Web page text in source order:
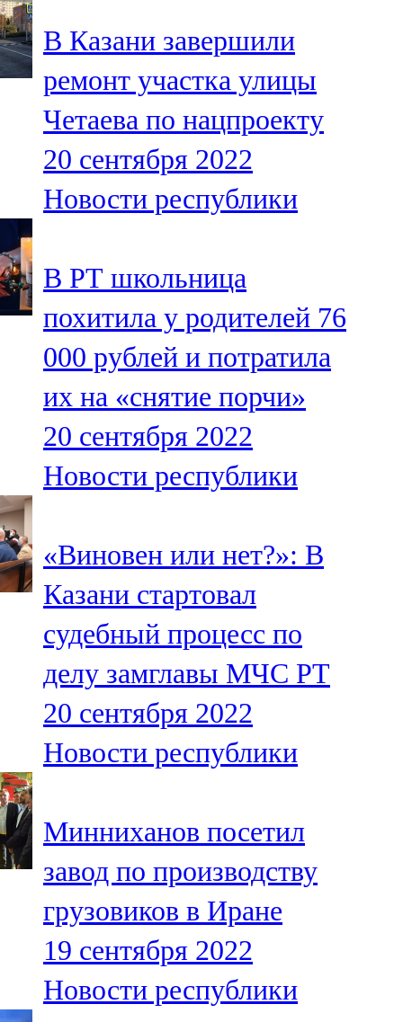
Нурлат
104,7 FM
Олы Әтнә
71,42 FM
Сарман
Теләче
106,1 FM
Түбән Кама
102,6 FM
Чирмешән
107,7 FM
103,0 FM
Чүпрәле
91,0 FM
Шәмәрдән
102,3 FM
Яңа чишмә
Яр Чаллы
105,5 FM
В Казани завершили
ремонт участка улицы
Четаева по нацпроекту
20 сентября 2022
Новости республики
В РТ школьница
похитила у родителей 76
000 рублей и потратила
их на «снятие порчи»
20 сентября 2022
Новости республики
«Виновен или нет?»: В
Казани стартовал
судебный процесс по
делу замглавы МЧС РТ
20 сентября 2022
Новости республики
Минниханов посетил
завод по производству
грузовиков в Иране
19 сентября 2022
Новости республики